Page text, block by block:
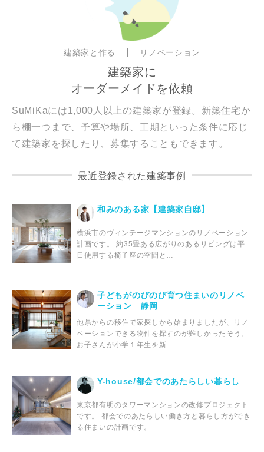
建築家と作る リノベーション
建築家に
オーダーメイドを依頼
SuMiKaには1,000人以上の建築家が登録。新築住宅か
ら棚一つまで、予算や場所、工期といった条件に応じ
て建築家を探したり、募集することもできます。
最近登録された建築事例
和みのある家【建築家自邸】
横浜市のヴィンテージマンションのリノベーション
計画です。 約35畳ある広がりのあるリビングは平
日使用する椅子座の空間と…
子どもがのびのび育つ住まいのリノベ
ーション 静岡
他県からの移住で家探しから始まりましたが、リノ
ベーションできる物件を探すのが難しかったそう。
お子さんが小学１年生を新…
Y-house/都会でのあたらしい暮らし
東京都有明のタワーマンションの改修プロジェクト
です。 都会でのあたらしい働き方と暮らし方ができ
る住まいの計画です。